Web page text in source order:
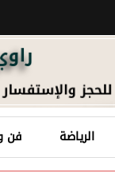
الرياضة فن